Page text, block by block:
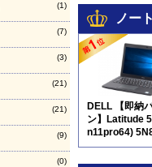
(1)
(7)
(3)
(21)
(21)
(9)
(0)
ノー
DELL 【即納
ン】Latitude
n11pro64)